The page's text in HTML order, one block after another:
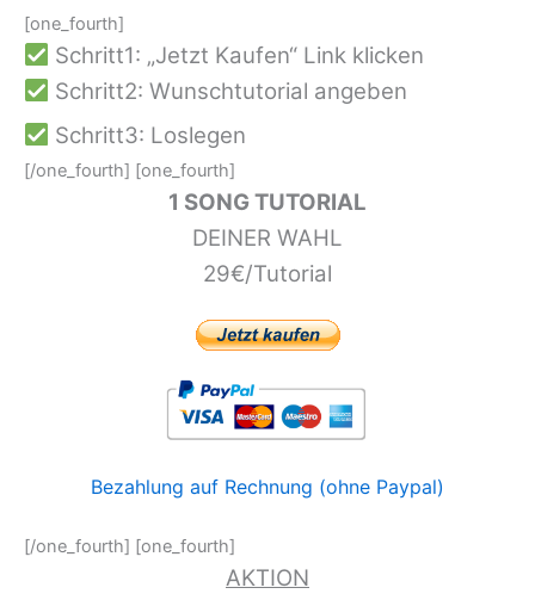
[one_fourth]
Schritt1: „Jetzt Kaufen“ Link klicken
Schritt2: Wunschtutorial angeben
Schritt3: Loslegen
[/one_fourth] [one_fourth]
1 SONG TUTORIAL
DEINER WAHL
29€/Tutorial
Bezahlung auf Rechnung (ohne Paypal)
[/one_fourth] [one_fourth]
AKTION